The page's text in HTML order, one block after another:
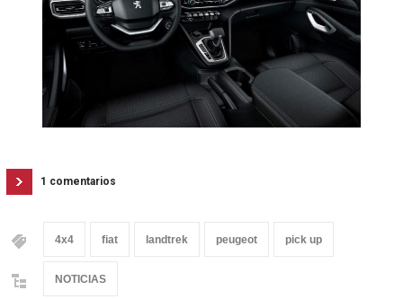
1 comentarios
4x4 fiat landtrek peugeot pick up
NOTICIAS